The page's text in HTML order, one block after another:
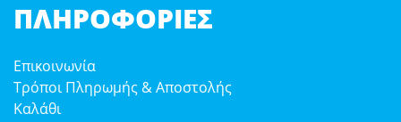
ΠΛΗΡΟΦΟΡΊΕΣ
Επικοινωνία
Τρόποι Πληρωμής & Αποστολής
Καλάθι